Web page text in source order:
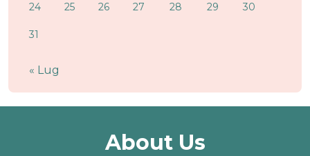
24 25 26 27 28 29 30
31
« Lug
About Us